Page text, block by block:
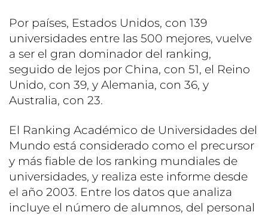
Por países, Estados Unidos, con 139
universidades entre las 500 mejores, vuelve
a ser el gran dominador del ranking,
seguido de lejos por China, con 51, el Reino
Unido, con 39, y Alemania, con 36, y
Australia, con 23.
El Ranking Académico de Universidades del
Mundo está considerado como el precursor
y más fiable de los ranking mundiales de
universidades, y realiza este informe desde
el año 2003. Entre los datos que analiza
incluye el número de alumnos, del personal